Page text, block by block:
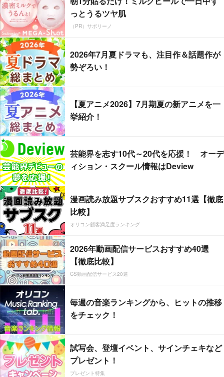
っとうるツヤ肌
（PR）サボリーノ
2026年7月夏ドラマも、注目作＆話題作が
勢ぞろい！
【夏アニメ2026】7月期夏の新アニメを一
挙紹介！
芸能界を志す10代～20代を応援！ オーデ
ィション・スクール情報はDeview
漫画読み放題サブスクおすすめ11選【徹底
比較】
オリコン顧客満足度ランキング
2026年動画配信サービスおすすめ40選
【徹底比較】
CS動画配信サービス20選
毎週の音楽ランキングから、ヒットの推移
をチェック！
試写会、登壇イベント、サインチェキなど
プレゼント！
プレゼント特集